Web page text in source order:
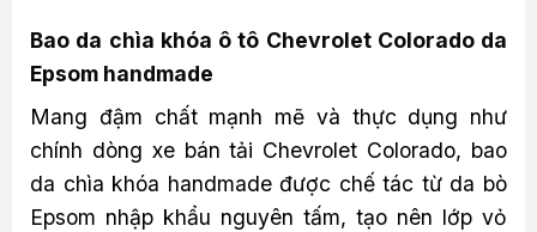
Bao da chìa khóa ô tô Chevrolet Colorado da
Epsom handmade
Mang đậm chất mạnh mẽ và thực dụng như
chính dòng xe bán tải Chevrolet Colorado, bao
da chìa khóa handmade được chế tác từ da bò
Epsom nhập khẩu nguyên tấm, tạo nên lớp vỏ